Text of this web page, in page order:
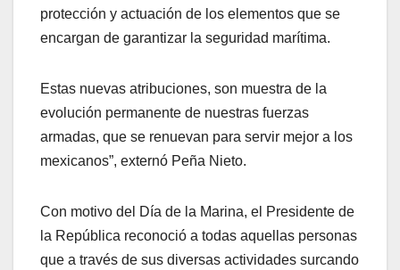
protección y actuación de los elementos que se
encargan de garantizar la seguridad marítima.
Estas nuevas atribuciones, son muestra de la
evolución permanente de nuestras fuerzas
armadas, que se renuevan para servir mejor a los
mexicanos”, externó Peña Nieto.
Con motivo del Día de la Marina, el Presidente de
la República reconoció a todas aquellas personas
que a través de sus diversas actividades surcando